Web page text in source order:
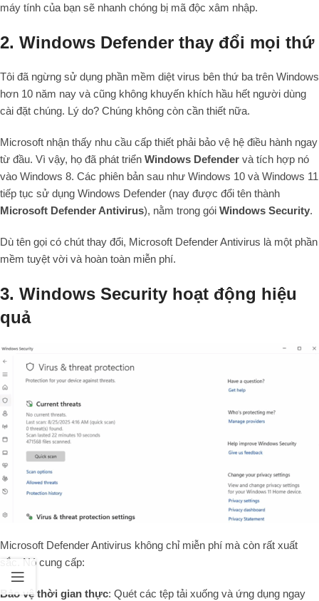
máy tính của bạn sẽ nhanh chóng bị mã độc xâm nhập.
2. Windows Defender thay đổi mọi thứ
Tôi đã ngừng sử dụng phần mềm diệt virus bên thứ ba trên Windows
hơn 10 năm nay và cũng không khuyến khích hầu hết người dùng
cài đặt chúng. Lý do? Chúng không còn cần thiết nữa.
Microsoft nhận thấy nhu cầu cấp thiết phải bảo vệ hệ điều hành ngay
từ đầu. Vì vậy, họ đã phát triển Windows Defender và tích hợp nó
vào Windows 8. Các phiên bản sau như Windows 10 và Windows 11
tiếp tục sử dụng Windows Defender (nay được đổi tên thành
Microsoft Defender Antivirus), nằm trong gói Windows Security.
Dù tên gọi có chút thay đổi, Microsoft Defender Antivirus là một phần
mềm tuyệt vời và hoàn toàn miễn phí.
3. Windows Security hoạt động hiệu
quả
Microsoft Defender Antivirus không chỉ miễn phí mà còn rất xuất
sắc. Nó cung cấp:
Bảo vệ thời gian thực: Quét các tệp tải xuống và ứng dụng ngay